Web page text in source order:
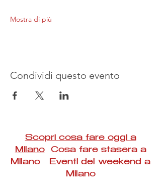
Mostra di più
Condividi questo evento
Scopri cosa fare oggi a
MilanoCosa fare stasera a
Milano Eventi del weekend a
Milano